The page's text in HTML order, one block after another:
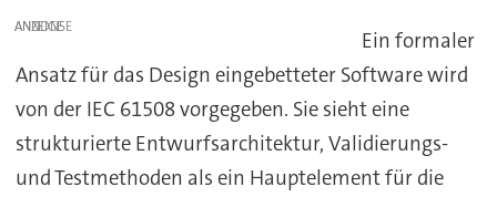
ANZEIGE
Ein formaler
Ansatz für das Design eingebetteter Software wird
von der IEC 61508 vorgegeben. Sie sieht eine
strukturierte Entwurfsarchitektur, Validierungs-
und Testmethoden als ein Hauptelement für die